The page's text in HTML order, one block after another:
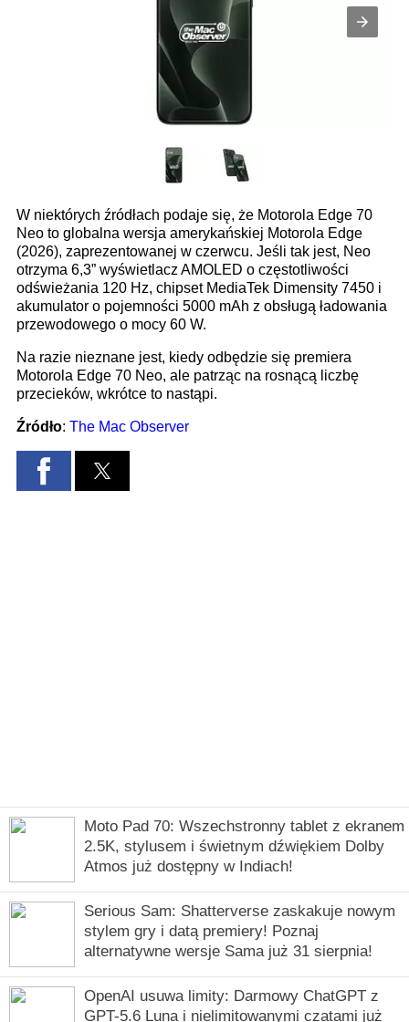
Moto Pad 70: Wszechstronny tablet z ekranem
2.5K, stylusem i świetnym dźwiękiem Dolby
Atmos już dostępny w Indiach!
Serious Sam: Shatterverse zaskakuje nowym
stylem gry i datą premiery! Poznaj
alternatywne wersje Sama już 31 sierpnia!
OpenAI usuwa limity: Darmowy ChatGPT z
GPT-5.6 Luna i nielimitowanymi czatami już